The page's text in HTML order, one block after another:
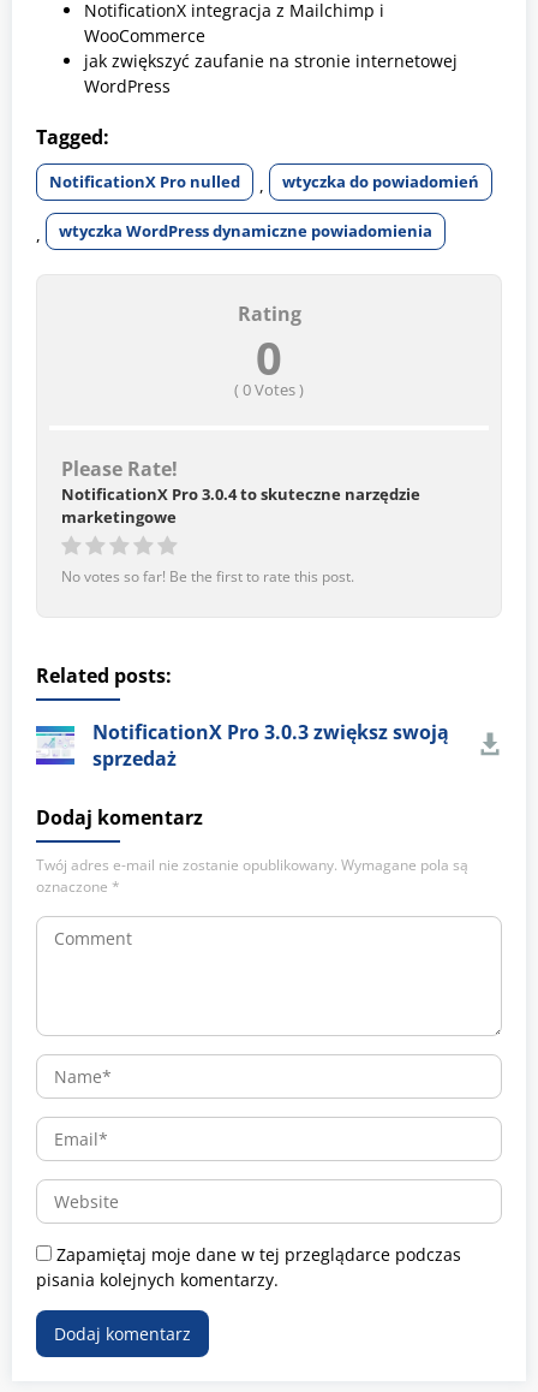
NotificationX integracja z Mailchimp i
WooCommerce
jak zwiększyć zaufanie na stronie internetowej
WordPress
Tagged:
NotificationX Pro nulled , wtyczka do powiadomień
, wtyczka WordPress dynamiczne powiadomienia
Rating
0
( 0Votes )
Please Rate!
NotificationX Pro 3.0.4 to skuteczne narzędzie
marketingowe
No votes so far! Be the first to rate this post.
Related posts:
NotificationX Pro 3.0.3 zwiększ swoją
sprzedaż
Dodaj komentarz
Twój adres e-mail nie zostanie opublikowany. Wymagane pola są
oznaczone *
Zapamiętaj moje dane w tej przeglądarce podczas
pisania kolejnych komentarzy.